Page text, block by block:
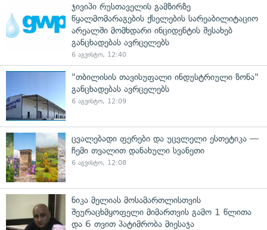
ჯივიპი რუსთაველის გამზირზე
წყალმომარაგების ქსელების სარეაბილიტაციო
არეალში მომხდარი ინციდენტის შესახებ
განცხადებას ავრცელებს
6 აგვისტო, 12:40
"თბილისის თავისუფალი ინდუსტრიული ზონა"
განცხადებას ავრცელებს
6 აგვისტო, 12:09
ცვალებადი ფერები და უცვლელი ესთეტიკა —
ჩემი თვალით დანახული სვანეთი
6 აგვისტო, 12:08
ნიკა მელიას მოსამართლისთვის
შეურაცხმყოფელი მიმართვის გამო 1 წლითა
და 6 თვით პატიმრობა მიესაჯა